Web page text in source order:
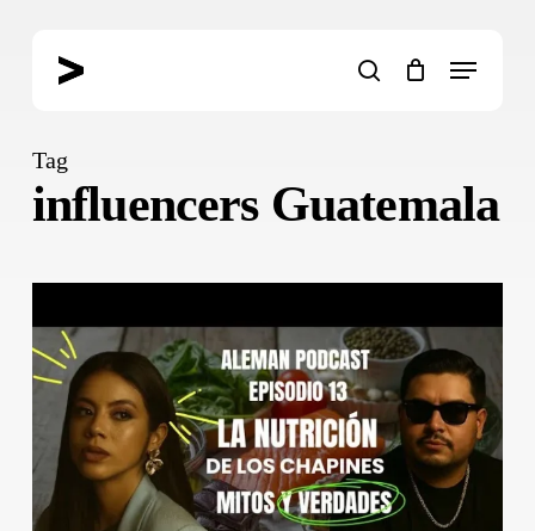
search
Menu
Tag
influencers Guatemala